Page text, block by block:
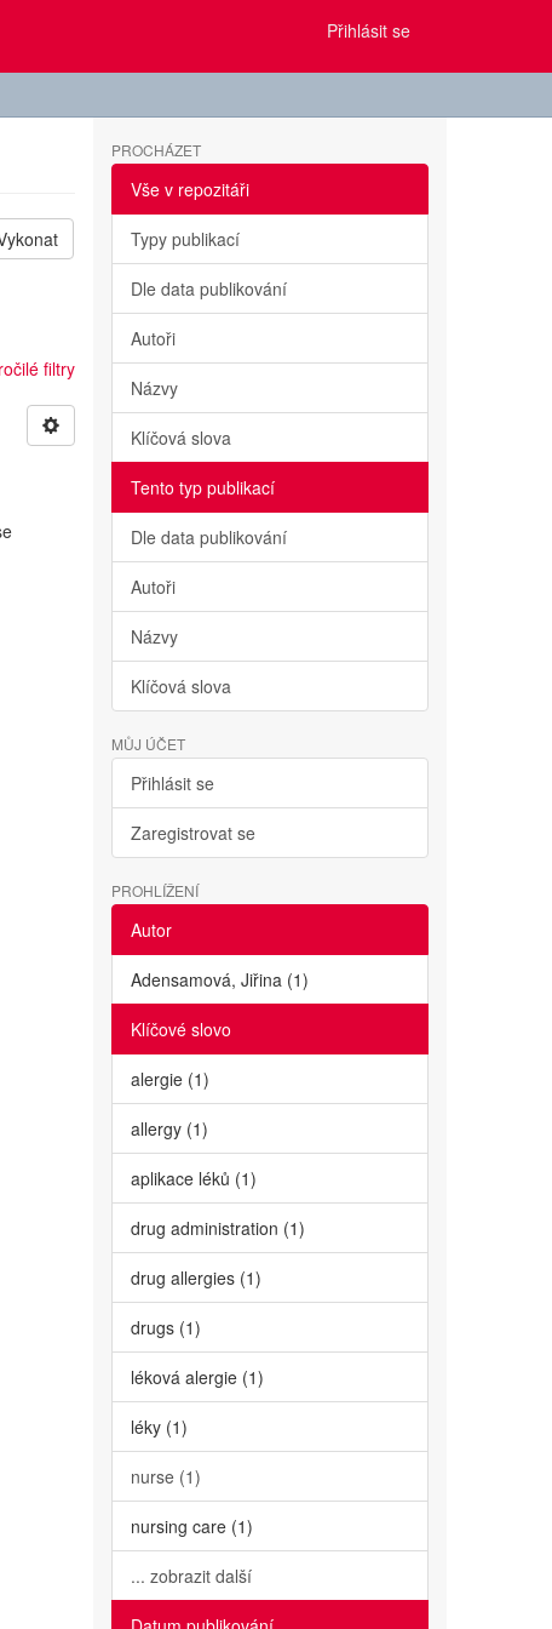
Přihlásit se
filtry
PROCHÁZET
Vše v repozitáři
Typy publikací
Dle data publikování
Autoři
Názvy
Klíčová slova
Tento typ publikací
Dle data publikování
Autoři
Názvy
Klíčová slova
MŮJ ÚČET
Přihlásit se
Zaregistrovat se
PROHLÍŽENÍ
Autor
Adensamová, Jiřina (1)
Klíčové slovo
alergie (1)
allergy (1)
aplikace léků (1)
drug administration (1)
drug allergies (1)
drugs (1)
léková alergie (1)
léky (1)
nurse (1)
nursing care (1)
... zobrazit další